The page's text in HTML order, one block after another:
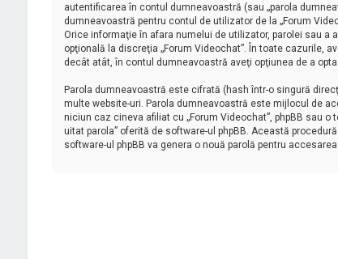
autentificarea în contul dumneavoastră (sau „parola
dumneavoastră pentru contul de utilizator de la „Forum
Orice informaţie în afara numelui de utilizator, parolei sau a
opţională la discreţia „Forum Videochat”. În toate cazurile,
decât atât, în contul dumneavoastră aveţi opţiunea de a
Parola dumneavoastră este cifrată (hash într-o singură
multe website-uri. Parola dumneavoastră este mijlocul de
niciun caz cineva afiliat cu „Forum Videochat”, phpBB sau
uitat parola” oferită de software-ul phpBB. Această
software-ul phpBB va genera o nouă parolă pentru